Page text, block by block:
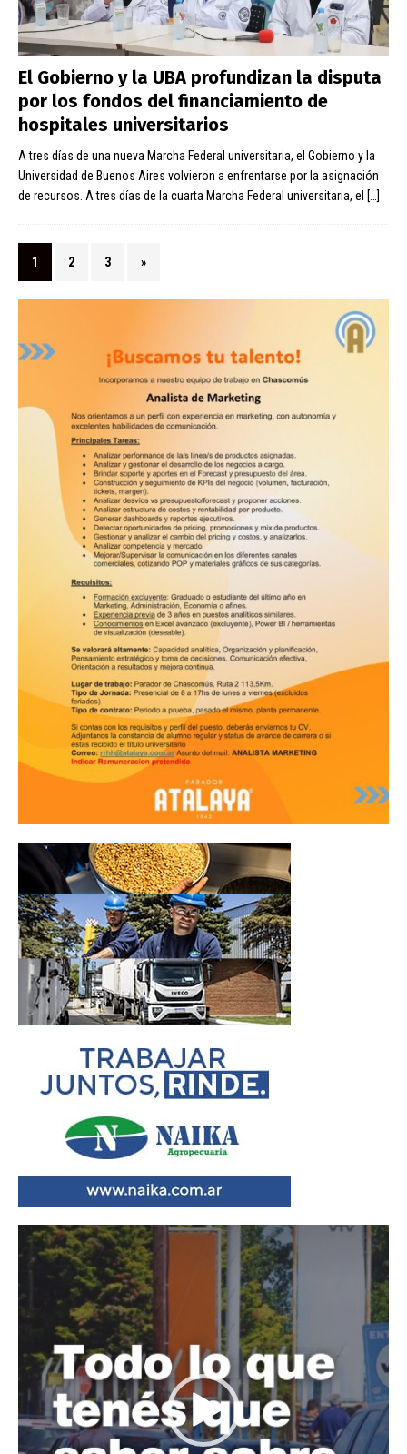
El Gobierno y la UBA profundizan la disputa
por los fondos del financiamiento de
hospitales universitarios
A tres días de una nueva Marcha Federal universitaria, el Gobierno y la
Universidad de Buenos Aires volvieron a enfrentarse por la asignación
de recursos. A tres días de la cuarta Marcha Federal universitaria, el […]
1 2 3 »
Reproductor
de
vídeo